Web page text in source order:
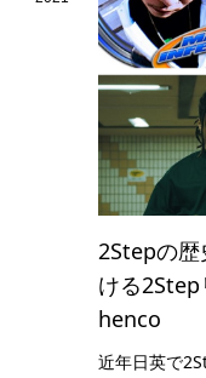
2Stepの
ける
henco
近年日英で